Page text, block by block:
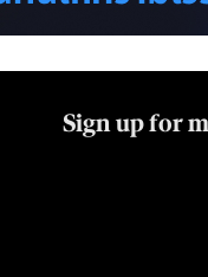
Sign up for